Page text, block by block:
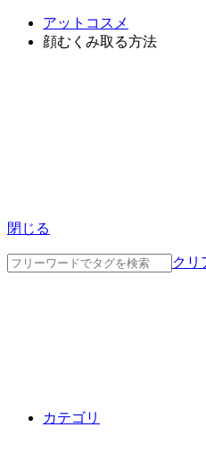
アットコスメ
顔むくみ取る方法
閉じる
クリ
カテゴリ